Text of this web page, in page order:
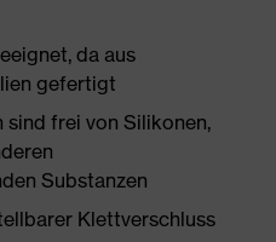
da aus
gefertigt
frei von Silikonen,
Substanzen
Klettverschluss